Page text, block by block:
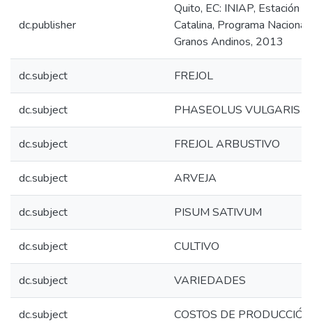
dc.publisher
Quito, EC: INIAP, Estación
Catalina, Programa
Granos Andinos, 2013
dc.subject FREJOL
dc.subject PHASEOLUS VULGARIS
dc.subject FREJOL ARBUSTIVO
dc.subject ARVEJA
dc.subject PISUM SATIVUM
dc.subject CULTIVO
dc.subject VARIEDADES
dc.subject COSTOS DE PRODUCCIÓN